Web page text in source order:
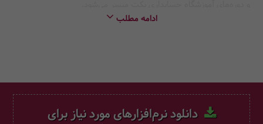
شرکت در دوره‌های آموزشگاه حسابداری پکت، چه به صورت حضوری در
مالی،حسابداری پیمانکاری،حسابداری مالیاتی،حسابرسی داخلیو
همچنین دوره آمادگی آزمون حسابدار رسمی را زیر نظر اساتید برجسته و
مربیان مجرب بگذرانید.
ادامه مطلب
دانلود نرم‌افزارهای مورد نیاز برای